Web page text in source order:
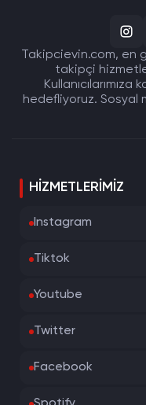
Takipcievin.com, en
takipçi
Kullanıcılarımıza
hedefliyoruz. Sosyal
HIZMETLERIMIZ
Instagram
Tiktok
Youtube
Twitter
Facebook